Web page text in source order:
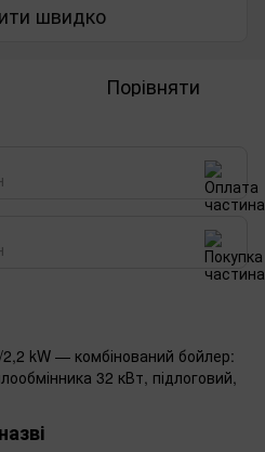
швидко
Порівняти
kW — комбінований бойлер:
32 кВт, підлоговий,